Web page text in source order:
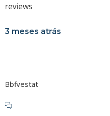
reviews
3 meses atrás
Bbfvestat